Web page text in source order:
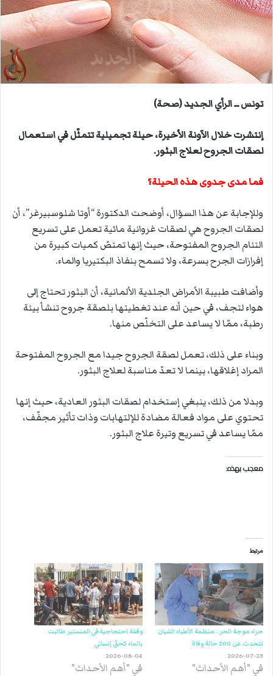
ي
د
ك
ت
ي
تونس ــ الرأي الجديد (صحة)
إنتشرت خلال الآونة الأخيرة، حيلة تجميلية ‫تتمثّل في استعمال
لصقات الجروح لعلاج البثور.
فما مدى جدوى هذه الحيلة؟
و‫للإجابة عن هذا السؤال، أوضحت الدكتورة “أوتا شلوسبيرغر”، أن
لصقات الجروح ‫هي لصقات غروانية مائية تعمل على تسريع
التئام الجروح المفتوحة، حيث إنها تمتصّ كميات كبيرة من
إفرازات الجرح بسرعة، ولا تسمح بنفاذ البكتيريا والماء.
‫وأضافت طبيبة الأمراض الجلدية الألمانية، أن البثور تحتاج إلى
هواء لتجف، ‫في حين أنه عند تغطيتها بلصقة جروح تنشأ بيئة
رطبة، ممّا لا يساعد على ‫التخلّص منها.
‫وبناء على ذلك، تعمل لصقة الجروح جيدا مع الجروح المفتوحة
المراد ‫إغلاقها، بينما لا تعدّ مناسبة لعلاج البثور.
‫وبدلا من ذلك، ينبغي إستخدام لصقات البثور العادية، حيث إنها
تحتوي على ‫مواد فعالة مضادة للإلتهابات وذات تأثير مجفّف،
ممّا يساعد في تسريع وتيرة ‫علاج البثور.
معجب بهذه:
مرتبط
جراء موجة الحر.. منظمة الأطباء الشبان
تتحدث عن 200 حالة وفاة
2026-07-23
في "أهم الأحداث"
وقفة احتجاجية في المنستير طالبت
بالماء كحقّ إنساني
2026-08-04
في "أهم الأحداث"